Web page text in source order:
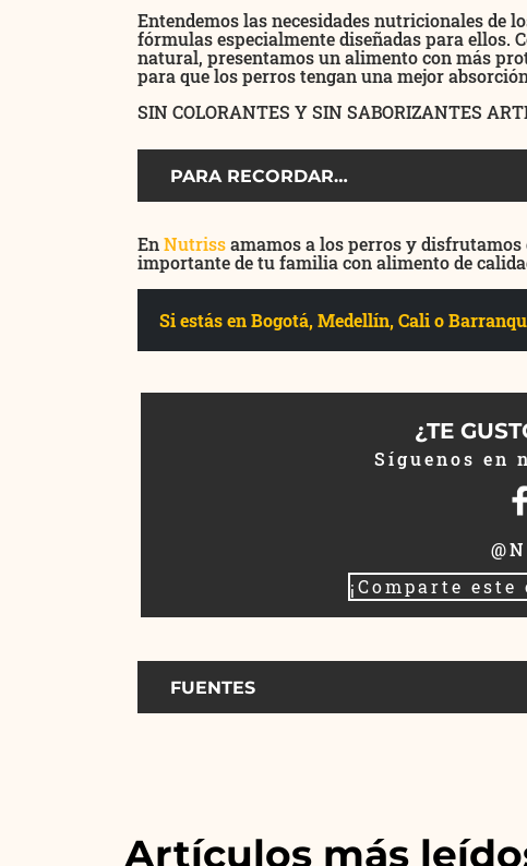
Entendemos las necesidades nutricionales de
fórmulas especialmente diseñadas para ellos.
natural, presentamos un alimento con más
para que los perros tengan una mejor
SIN COLORANTES Y SIN SABORIZANTES
PARA RECORDAR…
EnNutrissamamos a los perros y
importante de tu familia con alimento de
Si estás en Bogotá, Medellín, Cali o
¿TE
Síguenos en
¡Comparte
FUENTES
Artículos más